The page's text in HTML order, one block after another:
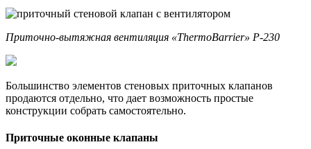
Приточно-вытяжная вентиляция «ThermoBarrier» P-230
Большинство элементов стеновых приточных клапанов
продаются отдельно, что дает возможность простые
конструкции собрать самостоятельно.
Приточные оконные клапаны